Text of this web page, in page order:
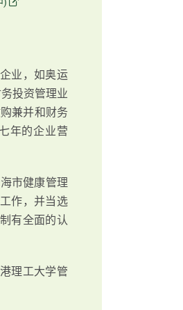
业，如奥运
投资管理业
兼并和财务
年的企业营
市健康管理
作，并当选
有全面的认
理工大学管